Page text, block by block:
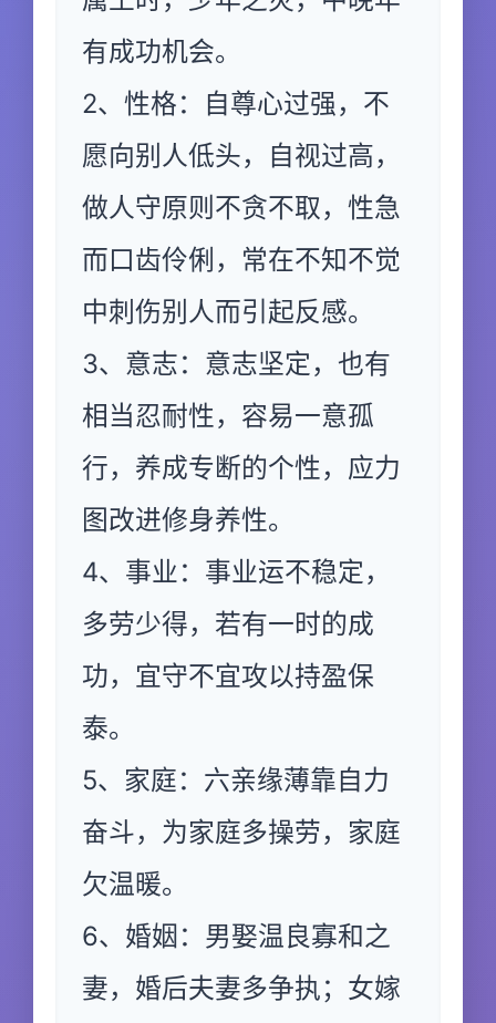
有成功机会。
2、性格：自尊心过强，不
愿向别人低头，自视过高，
做人守原则不贪不取，性急
而口齿伶俐，常在不知不觉
中刺伤别人而引起反感。
3、意志：意志坚定，也有
相当忍耐性，容易一意孤
行，养成专断的个性，应力
图改进修身养性。
4、事业：事业运不稳定，
多劳少得，若有一时的成
功，宜守不宜攻以持盈保
泰。
5、家庭：六亲缘薄靠自力
奋斗，为家庭多操劳，家庭
欠温暖。
6、婚姻：男娶温良寡和之
妻，婚后夫妻多争执；女嫁